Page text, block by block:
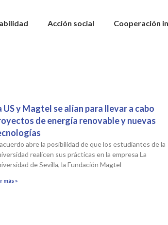
Acción social Cooperación
US y Magtel se alían para llevar a cabo
de energía renovable y nuevas
abre la posibilidad de que los estudiantes de la
realicen sus prácticas en la empresa La
de Sevilla, la Fundación Magtel
más »